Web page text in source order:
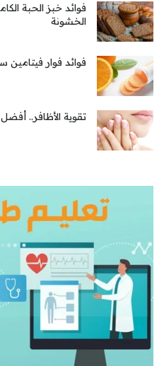
فوائد خبز الحبة
الخشونة
فوائد فوار
تقوية الأظافر..